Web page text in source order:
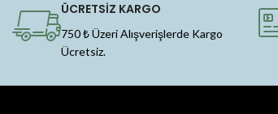
ÜCRETSİZ KARGO
750 ₺ Üzeri Alışverişlerde Kargo
Ücretsiz.